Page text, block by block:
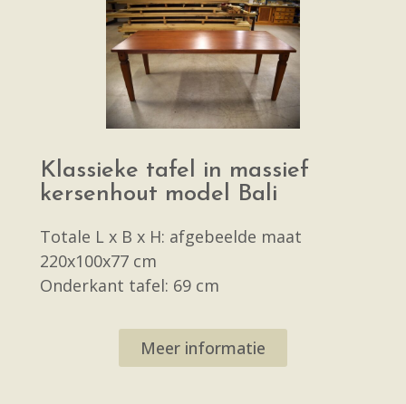
Klassieke tafel in massief
kersenhout model Bali
Totale L x B x H: afgebeelde maat
220x100x77 cm
Onderkant tafel: 69 cm
Meer informatie